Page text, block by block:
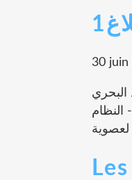
30 juin
للصيد البحري
بطبرقة جدول الاعمال: 1- التقرير الادبي نقاش و مصادقة2- التقرير المالي نقاش و مصادقة3- النظام